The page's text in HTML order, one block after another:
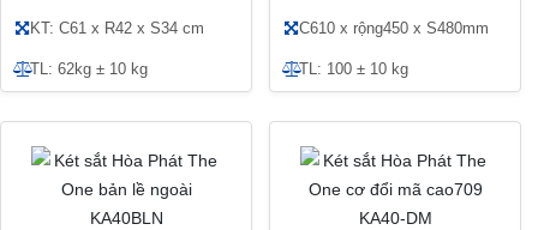
KT: C61 x R42 x S34 cm
TL: 62kg ± 10 kg
C610 x rộng450 x S480mm
TL: 100 ± 10 kg